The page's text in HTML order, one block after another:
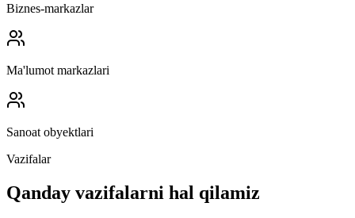
Biznes-markazlar
Ma'lumot markazlari
Sanoat obyektlari
Vazifalar
Qanday vazifalarni hal qilamiz